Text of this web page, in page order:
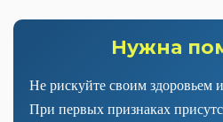
Нужна
Не рискуйте своим здоровьем
При первых признаках